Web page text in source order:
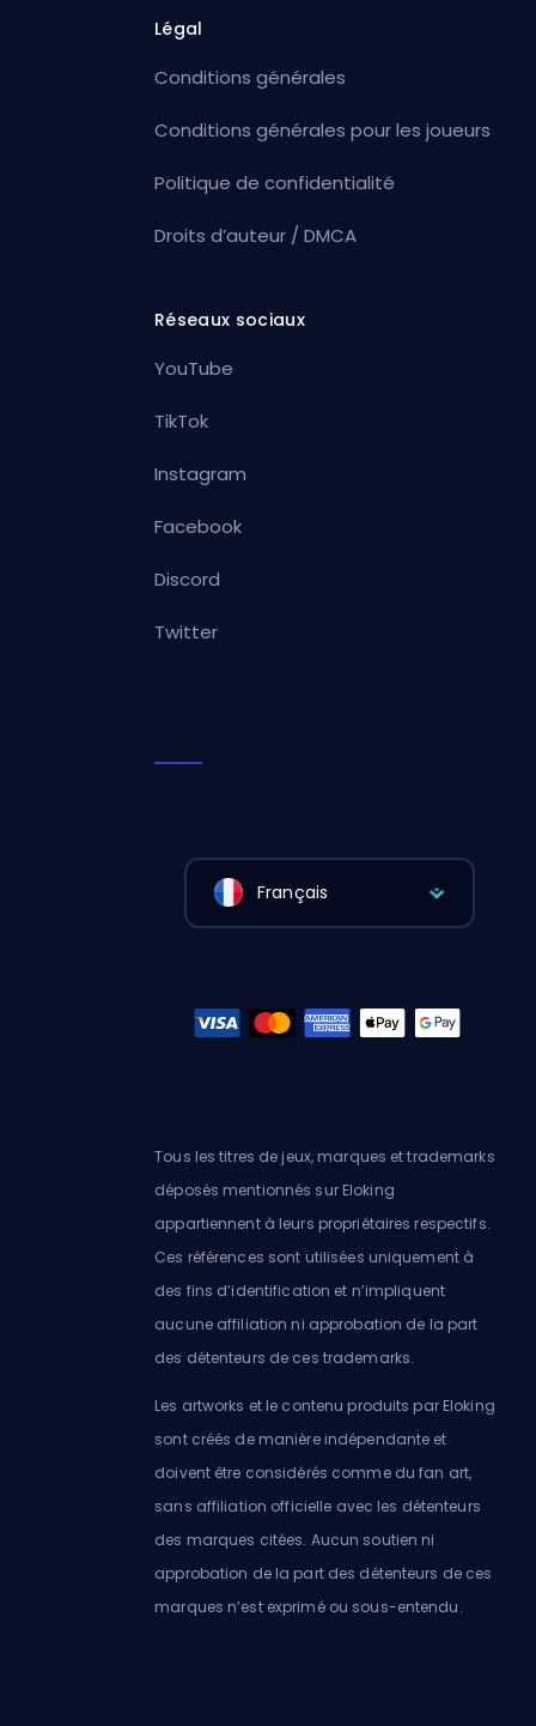
Légal
Conditions générales
Conditions générales pour les joueurs
Politique de confidentialité
Droits d’auteur / DMCA
Réseaux sociaux
YouTube
TikTok
Instagram
Facebook
Discord
Twitter
Français
Tous les titres de jeux, marques et trademarks
déposés mentionnés sur Eloking
appartiennent à leurs propriétaires respectifs.
Ces références sont utilisées uniquement à
des fins d’identification et n’impliquent
aucune affiliation ni approbation de la part
des détenteurs de ces trademarks.
Les artworks et le contenu produits par Eloking
sont créés de manière indépendante et
doivent être considérés comme du fan art,
sans affiliation officielle avec les détenteurs
des marques citées. Aucun soutien ni
approbation de la part des détenteurs de ces
marques n’est exprimé ou sous-entendu.